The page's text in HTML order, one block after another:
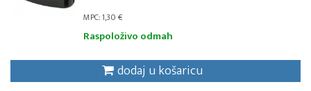
MPC: 1,30 €
Raspoloživo odmah
dodaj u košaricu